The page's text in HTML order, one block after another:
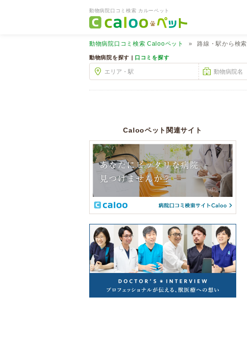
動物病院口コミ検索 カルーペット
動物病院口コミ検索 Calooペット 路線・駅から検索
動物病院を探す | 口コミを探す
Calooペット関連サイト